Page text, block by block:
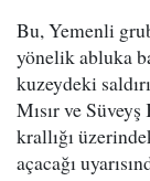
Bu, Yemenli
yönelik abluka
kuzeydeki
Mısır ve
krallığı
açacağı